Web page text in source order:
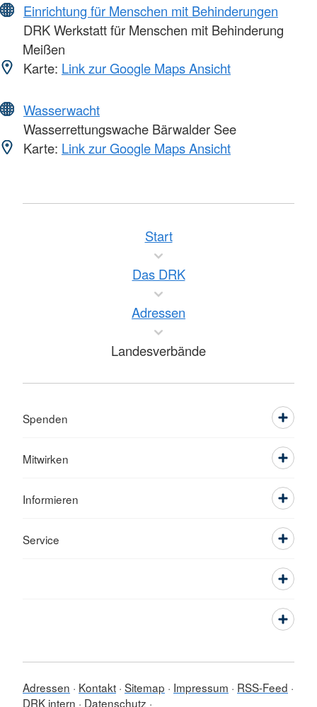
Einrichtung für Menschen mit Behinderungen
DRK Werkstatt für Menschen mit Behinderung
Meißen
Karte: Link zur Google Maps Ansicht
Wasserwacht
Wasserrettungswache Bärwalder See
Karte: Link zur Google Maps Ansicht
Start
Das DRK
Adressen
Landesverbände
Spenden
Mitwirken
Informieren
Service
Adressen Kontakt Sitemap Impressum
RSS-Feed
DRK intern
Datenschutz